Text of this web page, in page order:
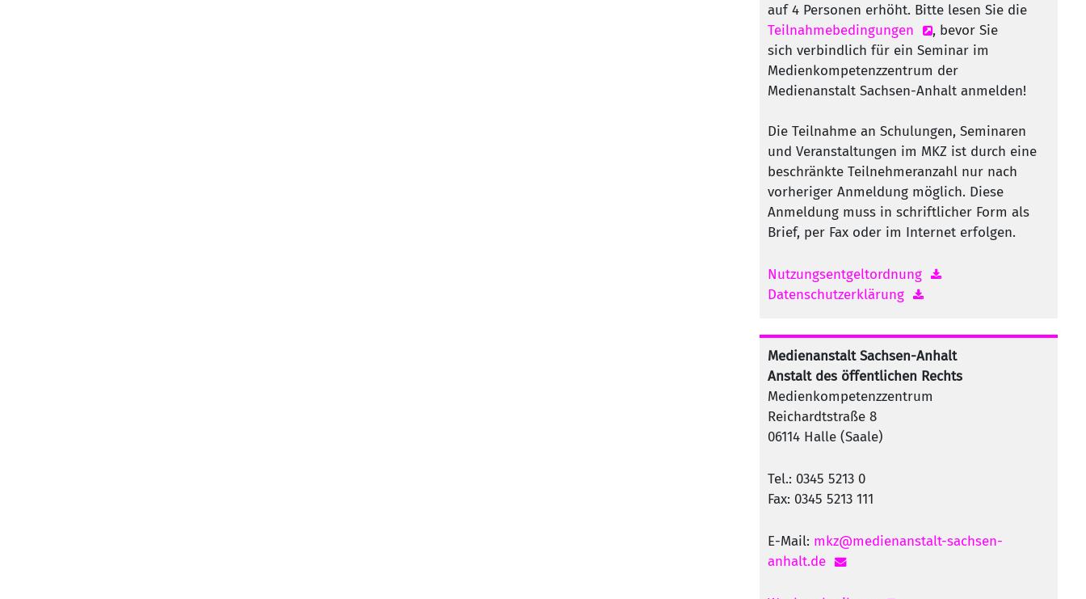
auf 4 Personen erhöht. Bitte lesen Sie die
Teilnahmebedingungen
, bevor Sie
sich verbindlich für ein Seminar im
Medienkompetenzzentrum der
Medienanstalt Sachsen-Anhalt anmelden!
Die Teilnahme an Schulungen, Seminaren
und Veranstaltungen im MKZ ist durch eine
beschränkte Teilnehmeranzahl nur nach
vorheriger Anmeldung möglich. Diese
Anmeldung muss in schriftlicher Form als
Brief, per Fax oder im Internet erfolgen.
Nutzungsentgeltordnung
Datenschutzerklärung
Medienanstalt Sachsen-Anhalt
Anstalt des öffentlichen Rechts
Medienkompetenzzentrum
Reichardtstraße 8
06114 Halle (Saale)
Tel.: 0345 5213 0
Fax: 0345 5213 111
E-Mail: mkz@medienanstalt-sachsen-
anhalt.de